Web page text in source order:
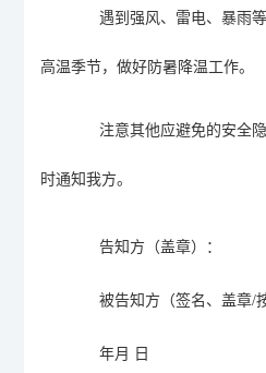
遇到强风、雷电、暴雨
高温季节，做好防暑降温工作。
注意其他应避免的安全
时通知我方。
告知方 （盖章） ：
被告知方（签名、盖章/
年月 日